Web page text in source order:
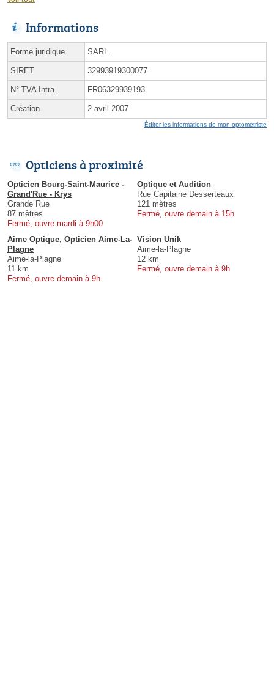
Informations
Forme juridique SARL
SIRET 32993919300077
N° TVA Intra. FR06329939193
Création 2 avril 2007
Éditer les informations de mon optométriste
Opticiens à proximité
Opticien Bourg-Saint-Maurice -
Grand'Rue - Krys
Grande Rue
87 mètres
Fermé, ouvre mardi à 9h00
Optique et Audition
Rue Capitaine Desserteaux
121 mètres
Fermé, ouvre demain à 15h
Aime Optique, Opticien Aime-La-
Plagne
Aime-la-Plagne
11 km
Fermé, ouvre demain à 9h
Vision Unik
Aime-la-Plagne
12 km
Fermé, ouvre demain à 9h